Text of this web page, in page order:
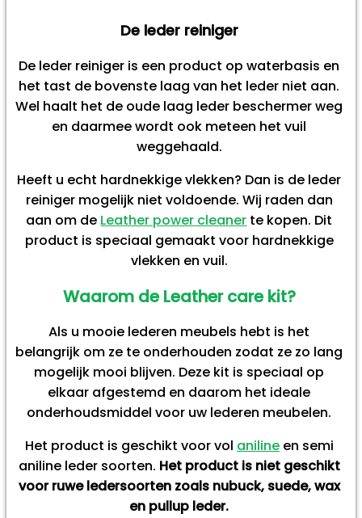
De leder reiniger
De leder reiniger is een product op waterbasis en
het tast de bovenste laag van het leder niet aan.
Wel haalt het de oude laag leder beschermer weg
en daarmee wordt ook meteen het vuil
weggehaald.
Heeft u echt hardnekkige vlekken? Dan is de leder
reiniger mogelijk niet voldoende. Wij raden dan
aan om de Leather power cleaner te kopen. Dit
product is speciaal gemaakt voor hardnekkige
vlekken en vuil.
Waarom de Leather care kit?
Als u mooie lederen meubels hebt is het
belangrijk om ze te onderhouden zodat ze zo lang
mogelijk mooi blijven. Deze kit is speciaal op
elkaar afgestemd en daarom het ideale
onderhoudsmiddel voor uw lederen meubelen.
Het product is geschikt voor vol anilineen semi
aniline leder soorten. Het product is niet geschikt
voor ruwe ledersoorten zoals nubuck, suede, wax
en pullup leder.